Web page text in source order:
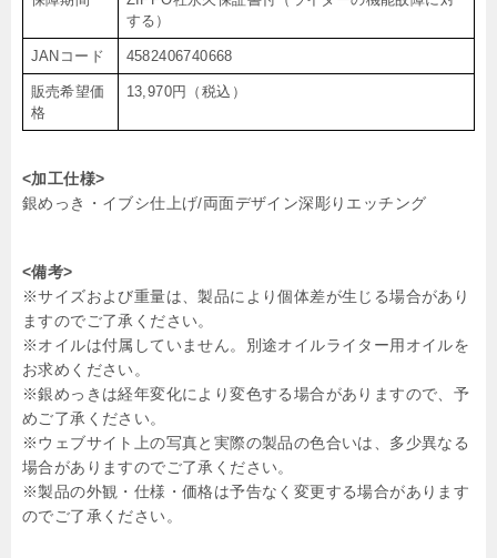
する）
JANコード 4582406740668
販売希望価
格
13,970円（税込）
<加工仕様>
銀めっき・イブシ仕上げ/両面デザイン深彫りエッチング
<備考>
※サイズおよび重量は、製品により個体差が生じる場合があり
ますのでご了承ください。
※オイルは付属していません。別途オイルライター用オイルを
お求めください。
※銀めっきは経年変化により変色する場合がありますので、予
めご了承ください。
※ウェブサイト上の写真と実際の製品の色合いは、多少異なる
場合がありますのでご了承ください。
※製品の外観・仕様・価格は予告なく変更する場合があります
のでご了承ください。